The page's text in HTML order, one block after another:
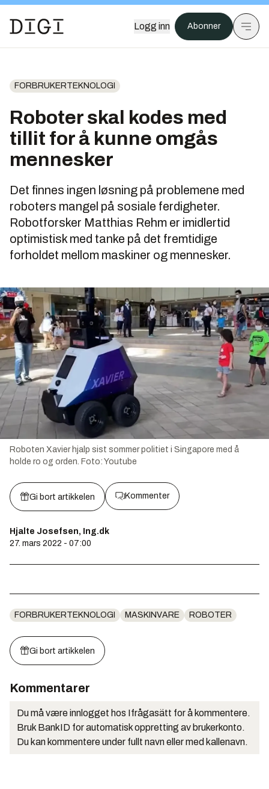
Logg inn Abonner
FORBRUKERTEKNOLOGI
Roboter skal kodes med
tillit for å kunne omgås
mennesker
Det finnes ingen løsning på problemene med
roboters mangel på sosiale ferdigheter.
Robotforsker Matthias Rehm er imidlertid
optimistisk med tanke på det fremtidige
forholdet mellom maskiner og mennesker.
Roboten Xavier hjalp sist sommer politiet i Singapore med å
holde ro og orden. Foto: Youtube
Gi bort artikkelen Kommenter
Hjalte Josefsen, Ing.dk
27. mars 2022 - 07:00
FORBRUKERTEKNOLOGI MASKINVARE ROBOTER
Gi bort artikkelen
Kommentarer
Du må være innlogget hos Ifrågasätt for å kommentere.
Bruk BankID for automatisk oppretting av brukerkonto.
Du kan kommentere under fullt navn eller med kallenavn.